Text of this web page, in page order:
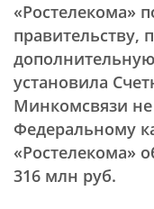
«Ростелекома»
правительству,
установила
Минкомсвязи не
Федеральному
«Ростелекома»
316 млн руб.